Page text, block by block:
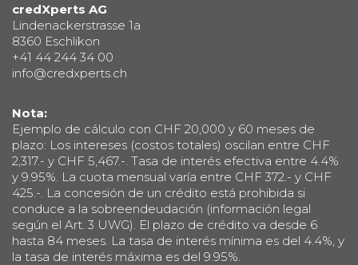
credXperts AG
Lindenackerstrasse 1a
8360 Eschlikon
+41 44 244 34 00
info@credxperts.ch
Nota:
Ejemplo de cálculo con CHF 20,000 y 60 meses de
plazo: Los intereses (costos totales) oscilan entre CHF
2,317.- y CHF 5,467.-. Tasa de interés efectiva entre 4.4%
y 9.95%. La cuota mensual varía entre CHF 372.- y CHF
425.-. La concesión de un crédito está prohibida si
conduce a la sobreendeudación (información legal
según el Art. 3 UWG). El plazo de crédito va desde 6
hasta 84 meses. La tasa de interés mínima es del 4.4%, y
la tasa de interés máxima es del 9.95%.